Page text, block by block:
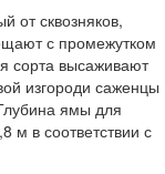
от сквозняков,
с промежутком
сорта высаживают
изгороди саженцы
ямы для
м в соответствии с